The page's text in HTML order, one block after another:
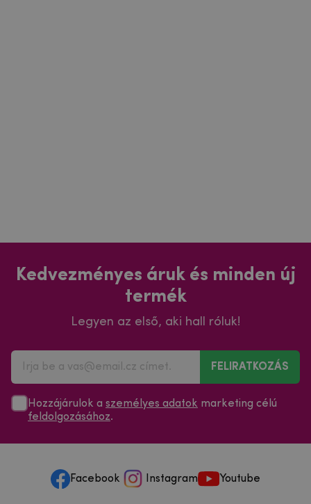
Kedvezményes áruk és minden új
termék
Legyen az első, aki hall róluk!
FELIRATKOZÁS
Hozzájárulok a személyes adatok marketing célú
feldolgozásához.
Facebook Instagram Youtube